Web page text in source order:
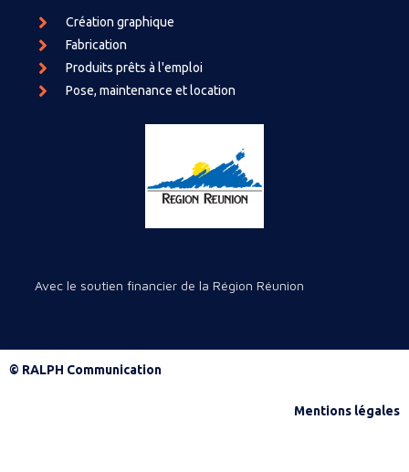
Création graphique
Fabrication
Produits prêts à l'emploi
Pose, maintenance et location
Avec le soutien financier de la Région Réunion
© RALPH Communication
Mentions légales